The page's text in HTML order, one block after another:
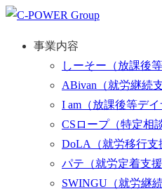
事業内容
しーそー （放課後
ABivan （就労継続
I am （放課後等デイ
CSロープ（特定相
DoLA
（就労移行支
パテ （就労定着支
SWINGU （就労継